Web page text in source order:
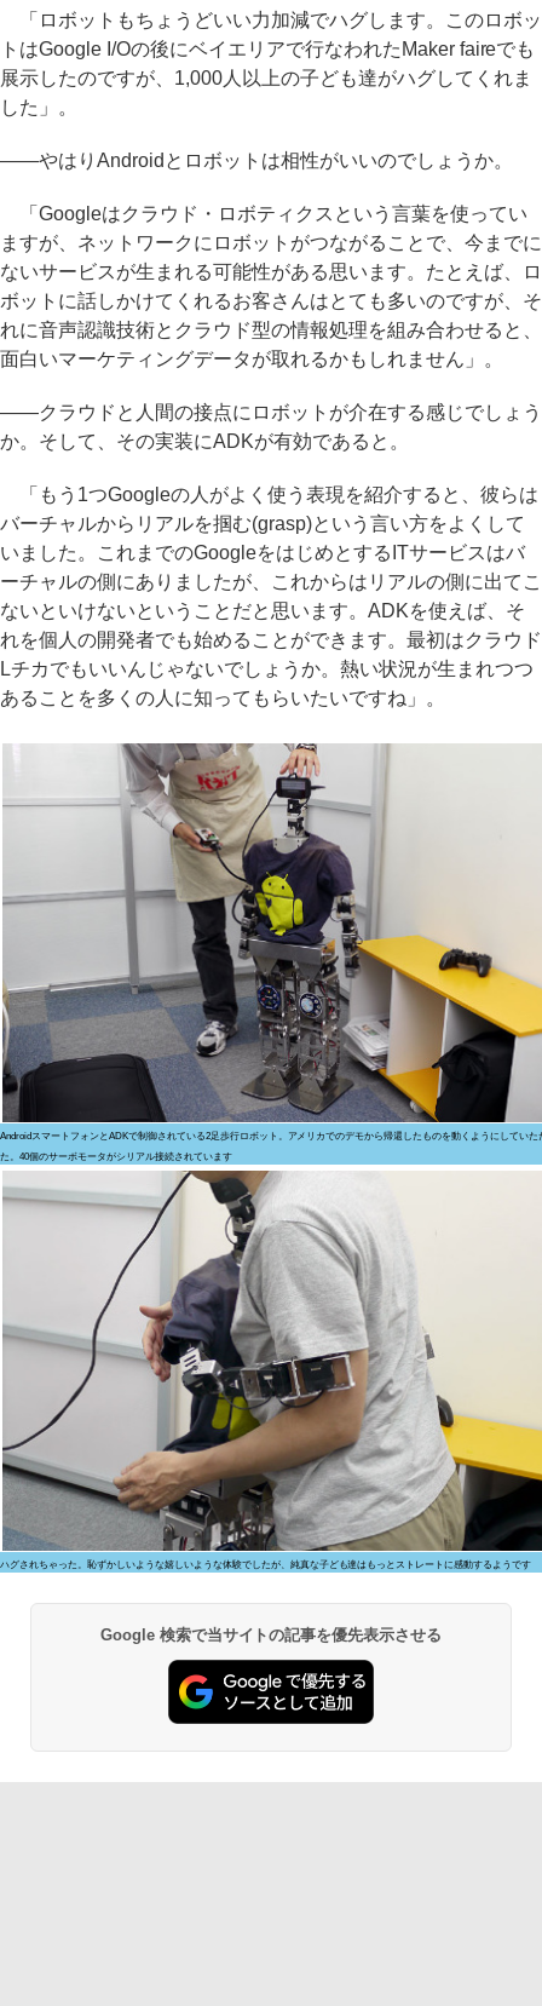
「ロボットもちょうどいい力加減でハグします。このロボッ
トはGoogle I/Oの後にベイエリアで行なわれたMaker faireでも
展示したのですが、1,000人以上の子ども達がハグしてくれま
した」。
――やはりAndroidとロボットは相性がいいのでしょうか。
「Googleはクラウド・ロボティクスという言葉を使ってい
ますが、ネットワークにロボットがつながることで、今までに
ないサービスが生まれる可能性がある思います。たとえば、ロ
ボットに話しかけてくれるお客さんはとても多いのですが、そ
れに音声認識技術とクラウド型の情報処理を組み合わせると、
面白いマーケティングデータが取れるかもしれません」。
――クラウドと人間の接点にロボットが介在する感じでしょう
か。そして、その実装にADKが有効であると。
「もう1つGoogleの人がよく使う表現を紹介すると、彼らは
バーチャルからリアルを掴む(grasp)という言い方をよくして
いました。これまでのGoogleをはじめとするITサービスはバ
ーチャルの側にありましたが、これからはリアルの側に出てこ
ないといけないということだと思います。ADKを使えば、そ
れを個人の開発者でも始めることができます。最初はクラウド
Lチカでもいいんじゃないでしょうか。熱い状況が生まれつつ
あることを多くの人に知ってもらいたいですね」。
AndroidスマートフォンとADKで制御されている2足歩行ロボット。アメリカでのデモから帰還したものを動くようにしていた
た。40個のサーボモータがシリアル接続されています
ハグされちゃった。恥ずかしいような嬉しいような体験でしたが、純真な子ども達はもっとストレートに感動するようです
Google 検索で当サイトの記事を優先表示させる